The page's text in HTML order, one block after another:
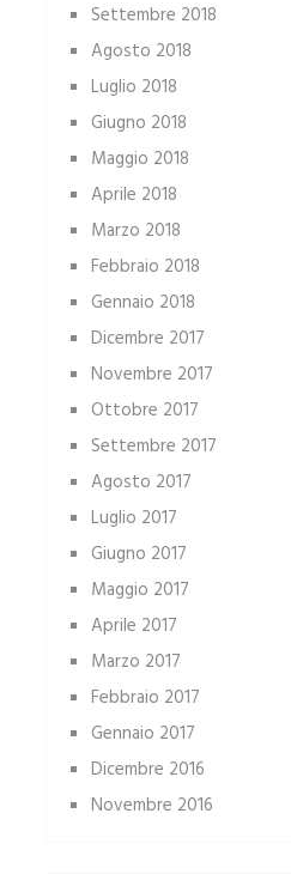
Settembre 2018
Agosto 2018
Luglio 2018
Giugno 2018
Maggio 2018
Aprile 2018
Marzo 2018
Febbraio 2018
Gennaio 2018
Dicembre 2017
Novembre 2017
Ottobre 2017
Settembre 2017
Agosto 2017
Luglio 2017
Giugno 2017
Maggio 2017
Aprile 2017
Marzo 2017
Febbraio 2017
Gennaio 2017
Dicembre 2016
Novembre 2016